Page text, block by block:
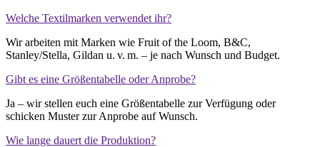
Welche Textilmarken verwendet ihr?
Wir arbeiten mit Marken wie Fruit of the Loom, B&C,
Stanley/Stella, Gildan u. v. m. – je nach Wunsch und Budget.
Gibt es eine Größentabelle oder Anprobe?
Ja – wir stellen euch eine Größentabelle zur Verfügung oder
schicken Muster zur Anprobe auf Wunsch.
Wie lange dauert die Produktion?